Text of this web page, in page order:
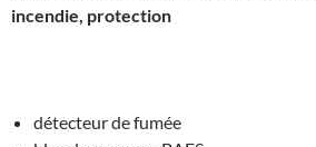
incendie, protection
détecteur de fumée